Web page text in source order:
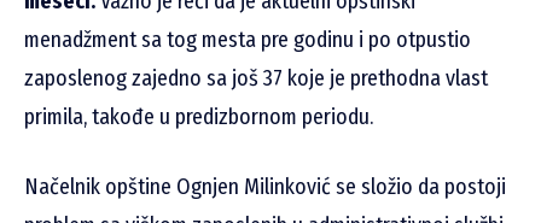
menadžment sa tog mesta pre godinu i po otpustio
zaposlenog zajedno sa još 37 koje je prethodna vlast
primila, takođe u predizbornom periodu.
Načelnik opštine Ognjen Milinković se složio da postoji